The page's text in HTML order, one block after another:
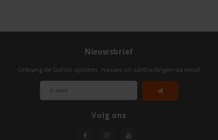
Nieuwsbrief
Ontvang de laatste updates, nieuws en aanbiedingen via email
Volg ons